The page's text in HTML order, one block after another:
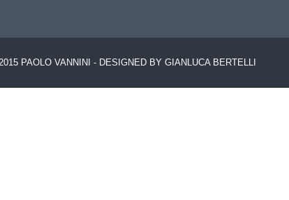
PAOLO VANNINI - DESIGNED BY GIANLUCA BERTELLI